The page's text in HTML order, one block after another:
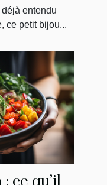
entendu
ce petit bijou...